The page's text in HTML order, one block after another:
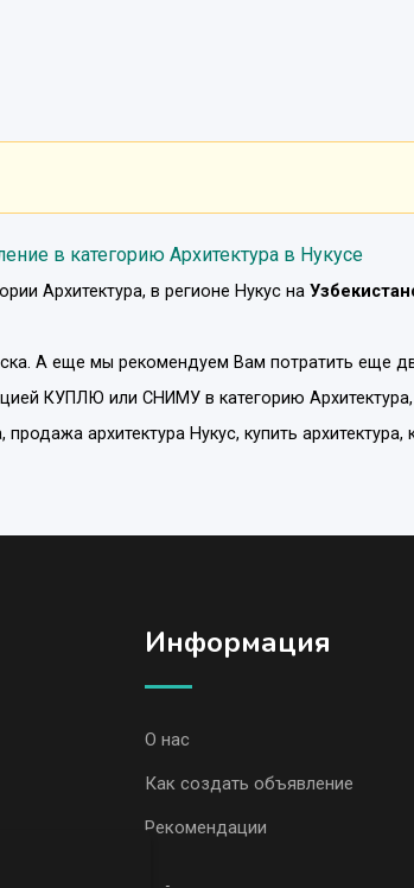
в категорию Архитектура в Нукусе
Архитектура, в регионе Нукусна
А еще мы рекомендуем Вам потратить еще
КУПЛЮ или СНИМУ в категорию Архитектура
архитектура Нукус, купить архитектура,
Информация
О нас
Как создать объявление
Рекомендации